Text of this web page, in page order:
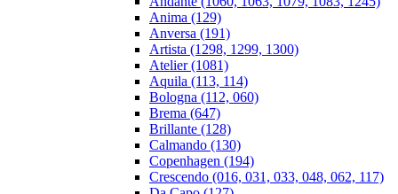
Anima (129)
Anversa (191)
Artista (1298, 1299, 1300)
Atelier (1081)
Aquila (113, 114)
Bologna (112, 060)
Brema (647)
Brillante (128)
Calmando (130)
Copenhagen (194)
Crescendo (016, 031, 033, 048, 062, 117)